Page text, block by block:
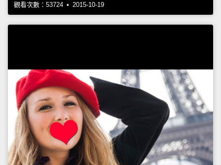
觀看次數：53724 • 2015-10-19